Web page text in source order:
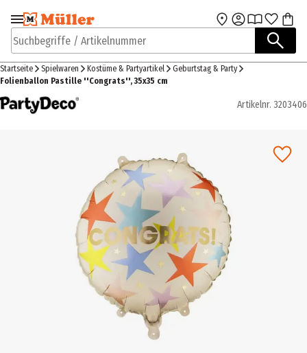
Zur Navigation
springen
Zum Hauptinhalt
Suchbegriffe / Artikelnummer
Startseite Spielwaren Kostüme & Partyartikel
Geburtstag & Party
Folienballon Pastille ''Congrats'', 35x35 cm
Artikelnr. 3203406